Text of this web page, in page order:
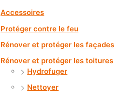
Accessoires
Protéger contre le feu
Rénover et protéger les façades
Rénover et protéger les toitures
Hydrofuger
Nettoyer